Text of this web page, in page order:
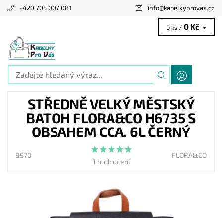
+420 705 007 081 info@kabelkyprovas.cz
0 ks / 0 Kč
STŘEDNĚ VELKÝ MĚSTSKÝ
BATOH FLORA&CO H6735 S
OBSAHEM CCA. 6L ČERNÝ
8970
1 hodnocení
FLORA&CO